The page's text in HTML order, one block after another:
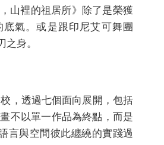
氣。或是跟印尼艾可舞團
之身。
，透過七個面向展開，包括
不以單一作品為終點，而是
言與空間彼此纏繞的實踐過